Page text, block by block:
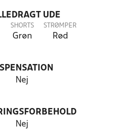
UDE
SHORTS
Grøn
STRØMPER
Rød
Nej
Nej